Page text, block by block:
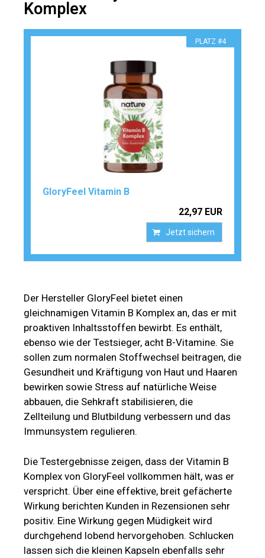
Komplex
PLATZ #4
GloryFeel Vitamin B
22,97 EUR
Jetzt sichern
Der Hersteller GloryFeel bietet einen
gleichnamigen Vitamin B Komplex an, das er mit
proaktiven Inhaltsstoffen bewirbt. Es enthält,
ebenso wie der Testsieger, acht B-Vitamine. Sie
sollen zum normalen Stoffwechsel beitragen, die
Gesundheit und Kräftigung von Haut und Haaren
bewirken sowie Stress auf natürliche Weise
abbauen, die Sehkraft stabilisieren, die
Zellteilung und Blutbildung verbessern und das
Immunsystem regulieren.
Die Testergebnisse zeigen, dass der Vitamin B
Komplex von GloryFeel vollkommen hält, was er
verspricht. Über eine effektive, breit gefächerte
Wirkung berichten Kunden in Rezensionen sehr
positiv. Eine Wirkung gegen Müdigkeit wird
durchgehend lobend hervorgehoben. Schlucken
lassen sich die kleinen Kapseln ebenfalls sehr